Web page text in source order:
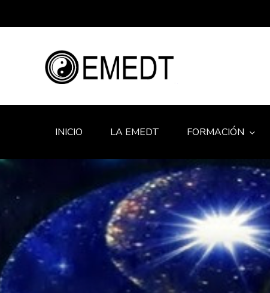
INICIO LA EMEDT FORMACIÓN